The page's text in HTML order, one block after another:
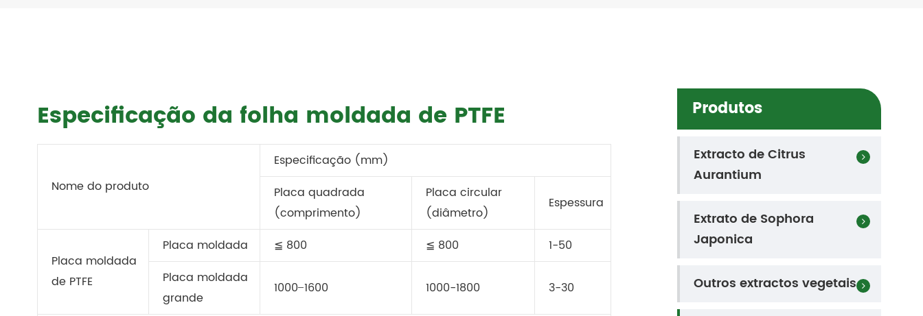
Especificação da folha moldada de PTFE
Nome do produto
Especificação (mm)
Placa quadrada
(comprimento)
Placa circular
(diâmetro)
Espessura
Placa moldada
de PTFE
Placa moldada ≦ 800 ≦ 800
1-50
Placa moldada
grande
1000 ̶ 1600 1000-1800 3-30
Produtos
Extracto de Citrus
Aurantium
Extrato de Sophora
Japonica
Outros extractos vegetais